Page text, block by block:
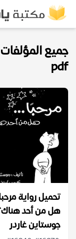
جميع
pdf
تحميل رواية
هل من أحد
جوستاين غاردر